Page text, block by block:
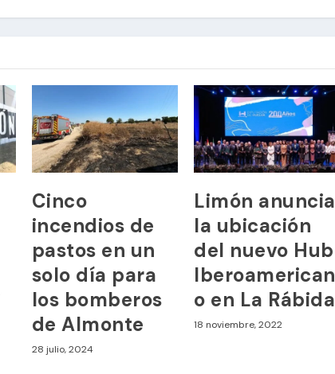
Cinco
incendios de
pastos en un
solo día para
los bomberos
de Almonte
28 julio, 2024
Limón anuncia
la ubicación
del nuevo Hub
Iberoamerican
o en La Rábida
18 noviembre, 2022